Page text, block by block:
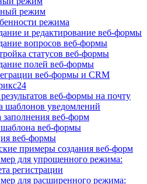
режим
режима
и редактирование веб-формы
вопросов веб-формы
статусов веб-формы
полей веб-формы
веб-формы и CRM
веб-формы на почту
шаблонов уведомлений
веб-форм
веб-формы
веб-формы
примеры создания веб-форм
для упрощенного режима:
регистрации
для расширенного режима: